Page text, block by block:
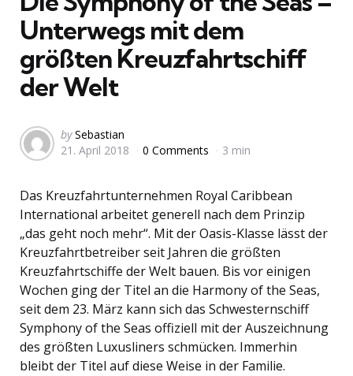
Unterwegs mit dem
größten Kreuzfahrtschiff
der Welt
Posted
by
by Sebastian
21. April 2018
0 Comments 3 min
Das Kreuzfahrtunternehmen Royal Caribbean
International arbeitet generell nach dem Prinzip
„das geht noch mehr“. Mit der Oasis-Klasse lässt der
Kreuzfahrtbetreiber seit Jahren die größten
Kreuzfahrtschiffe der Welt bauen. Bis vor einigen
Wochen ging der Titel an die Harmony of the Seas,
seit dem 23. März kann sich das Schwesternschiff
Symphony of the Seas offiziell mit der Auszeichnung
des größten Luxusliners schmücken. Immerhin
bleibt der Titel auf diese Weise in der Familie.